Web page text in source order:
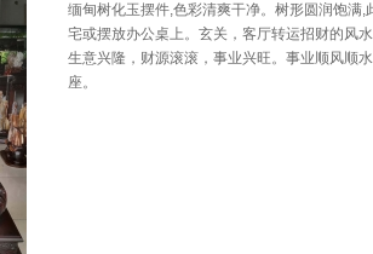
缅甸树化玉摆件,色彩清爽干净。树形圆润饱满,
宅或摆放办公桌上。玄关，客厅转运招财的风
生意兴隆，财源滚滚，事业兴旺。事业顺风顺
座。